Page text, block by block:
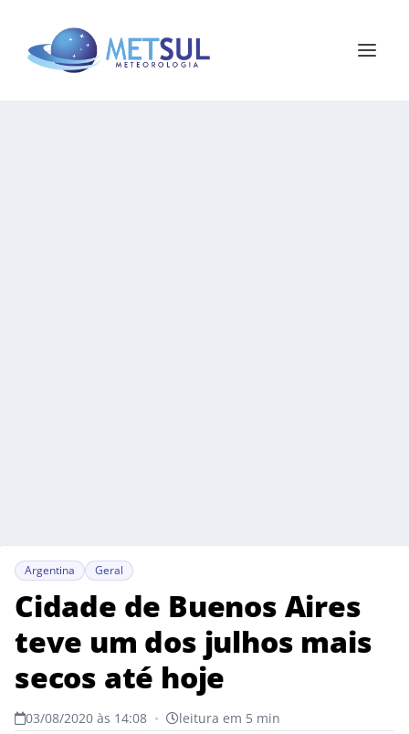
Argentina Geral
Cidade de Buenos Aires
teve um dos julhos mais
secos até hoje
03/08/2020 às 14:08 • leitura em 5 min